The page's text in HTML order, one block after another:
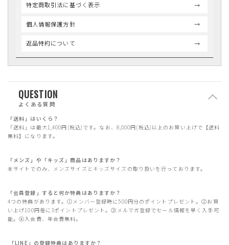
特定商取引法に基づく表示
個人情報保護方針
返品特約について
QUESTION
よくある質問
「送料」はいくら？
「送料」は最大1,400円(税込)です。なお、8,000円(税込)以上のお買い上げで【送料
無料】になります。
「メンズ」や「キッズ」商品はありますか？
本サイトでのみ、メンズサイズとキッズサイズの取り扱いを行っております。
「会員登録」すると何か特典はありますか？
4つの特典があります。①メンバー登録時に500円分のポイントプレゼント。②お買
い上げ100円毎に3ポイントプレゼント。③メルマガ登録でセール情報を早く入手可
能。④入会費、年会費無料。
「LINE」の登録特典はありますか？